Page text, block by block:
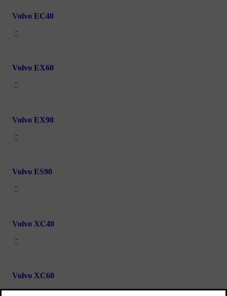
Volvo EC40
Volvo EX60
Volvo EX90
Volvo ES90
Volvo XC40
Volvo XC60